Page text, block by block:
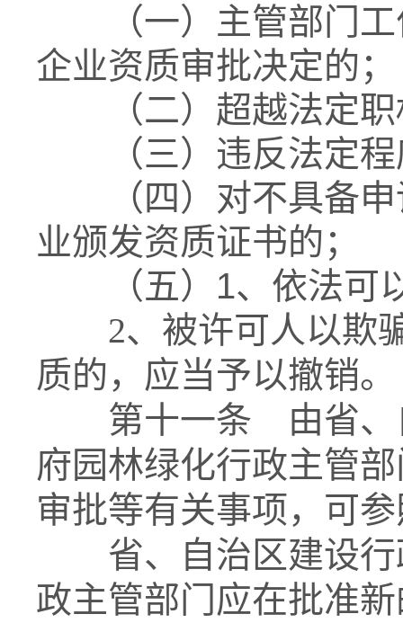
（一）主管部门工
企业资质审批决定的；
（二）超越法定职
（三）违反法定程
（四）对不具备申
业颁发资质证书的；
（五）1、依法可以
2、被许可人以欺骗
质的，应当予以撤销。
第十一条 由省、自
府园林绿化行政主管
审批等有关事项，可
省、自治区建设行
政主管部门应在批准